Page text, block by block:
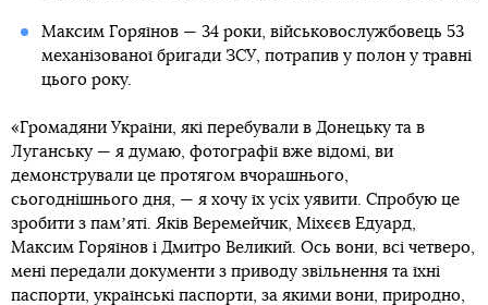
Максим Горяїнов — 34 роки, військовослужбовець 53
механізованої бригади ЗСУ, потрапив у полон у травні
цього року.
«Громадяни України, які перебували в Донецьку та в
Луганську — я думаю, фотографії вже відомі, ви
демонстрували це протягом вчорашнього,
сьогоднішнього дня, — я хочу їх усіх уявити. Спробую це
зробити з памʼяті. Яків Веремейчик, Міхєєв Едуард,
Максим Горяїнов і Дмитро Великий. Ось вони, всі четверо,
мені передали документи з приводу звільнення та їхні
паспорти, українські паспорти, за якими вони, природно,